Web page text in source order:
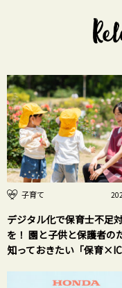
子育て
デジタル化で保育士不足
を！ 園と子供と保護者の
知っておきたい「保育